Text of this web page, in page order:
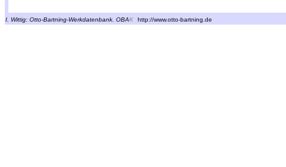
I. Wittig: Otto-Bartning-Werkdatenbank. OBAK http://www.otto-bartning.de